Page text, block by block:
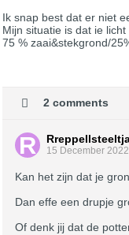
Ik snap best dat er niet
Mijn situatie is dat ie licht
75 % zaai&stekgrond/
2 comments
15 December
Kan het zijn dat je
Dan effe een drupje
Of denk jij dat de